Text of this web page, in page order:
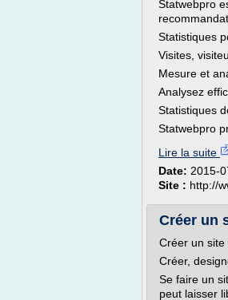
Statwebpro
Statistiques
Visites,
Mesure et
Analysez
Statistiques
Statwebpro
Lire la suite
Date: 2015-
Site : http://
Créer un
Créer un site
Créer,
Se faire un
peut laisser